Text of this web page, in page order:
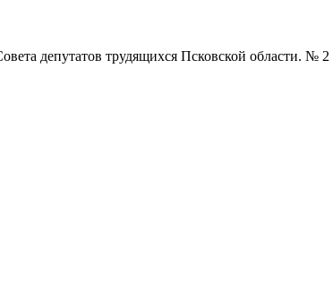
депутатов трудящихся Псковской области. №